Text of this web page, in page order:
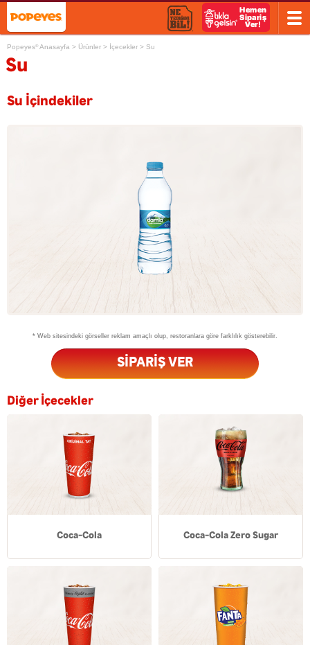
Popeyes® Anasayfa > Ürünler > İçecekler > Su
Su
Su İçindekiler
* Web sitesindeki görseller reklam amaçlı olup, restoranlara göre farklılık gösterebilir.
SİPARİŞ VER
Diğer İçecekler
Coca-Cola Coca-Cola Zero Sugar